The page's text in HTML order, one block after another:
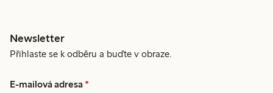
Newsletter
Přihlaste se k odběru a buďte v obraze.
E-mailová adresa *